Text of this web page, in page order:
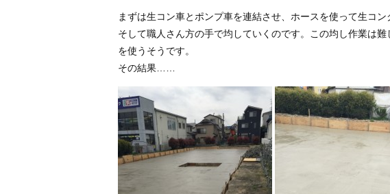
まずは生コン車とポンプ車を連結させ、ホースを使って生コン
そして職人さん方の手で均していくのです。この均し作業は
を使うそうです。
その結果……